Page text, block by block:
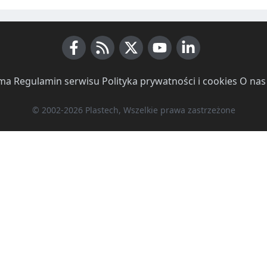
Regulamin serwisu Polityka prywatności i cookies O nas
© 2002-2026 Plastech, Wszelkie prawa zastrzeżone